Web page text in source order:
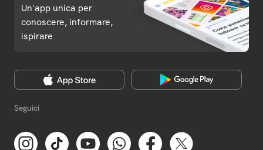
Un'app unica per
conoscere, informare,
ispirare
Seguici